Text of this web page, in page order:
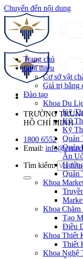
Chuyển đến nội dung
TRƯỜNG
HỒ CHÍ MINH
1800 6552
Email:
Tìm kiếm:
Trang chủ
Giới thiệu
Cơ sở vật
Giá trị bằng
Đào tạo
Khoa Du
Kỹ
Kỹ
Kỹ
Quản
Quản
Ăn
Quản
Khoa
Khoa Chăm
Tạo
Điều
Khoa Thiết
Thiết
Khoa Nghệ